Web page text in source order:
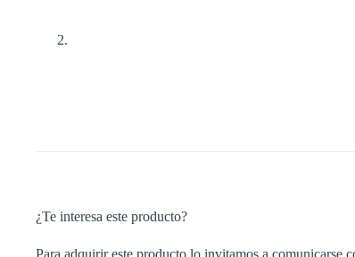
¿Te interesa este producto?